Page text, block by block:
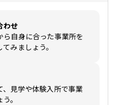
わせ
自身に合った事業所を
みましょう。
見学や体験入所で事業
。